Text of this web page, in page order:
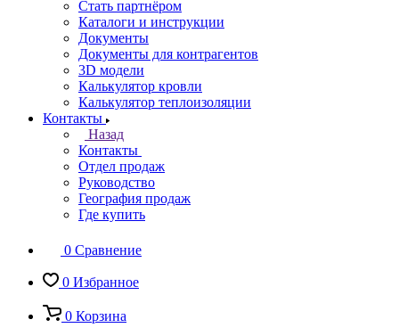
Стать партнёром
Каталоги и инструкции
Документы
Документы для контрагентов
3D модели
Калькулятор кровли
Калькулятор теплоизоляции
Контакты
Назад
Контакты
Отдел продаж
Руководство
География продаж
Где купить
0 Сравнение
0 Избранное
0 Корзина